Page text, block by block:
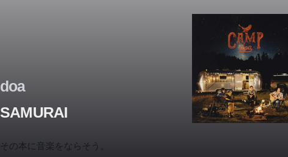
られた基盤・占領下の改革の受け止め方・西洋的価値は絶対か・冷戦
わりと市場開放・なぜ「新」自由主義なのか・平成の三〇年で起きたこ
と・あらゆるものを市場化する・国策としての新自由主義・神道国家
大攻勢・米軍と一体化する自衛隊・自由の底が抜けている・失われた
年で何を失ったか ●第５章 現在の日本と世界のこれから ・西洋的世
変質・国、政治、経済・民主、平等、自由・連携における自立・人権
主主義がいらなくなっている・ポイント・オブ・ノーリターン・「身
doa
SAMURAI
その本に音楽をならそう。